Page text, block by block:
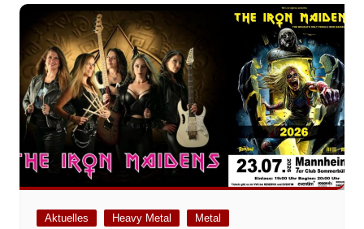
Aktuelles Heavy Metal Metal